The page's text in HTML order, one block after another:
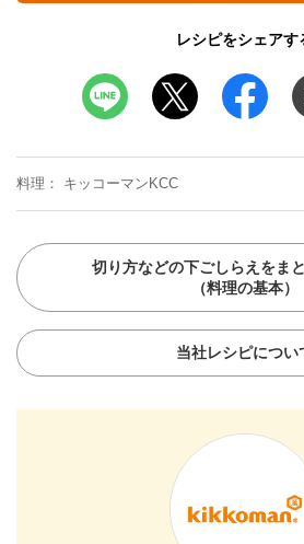
レシピをシェアす
料理 キッコーマンKCC
切り方などの下ごしらえをま
（料理の基本）
当社レシピについ